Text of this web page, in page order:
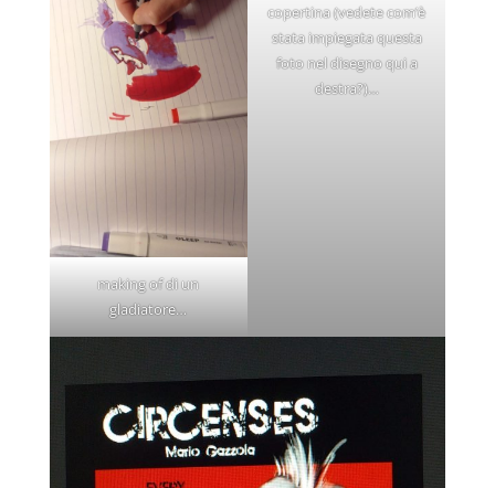
making of di un
gladiatore…
copertina (vedete com’è
stata impiegata questa
foto nel disegno qui a
destra?)…